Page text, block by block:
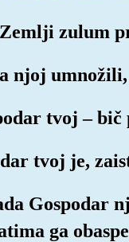
zulum
njoj umnožili,
tvoj –
tvoj je,
Gospodar
ga